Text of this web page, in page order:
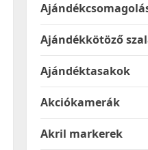
Ajándékkötöző
Ajándéktasakok
Akciókamerák
Akril markerek